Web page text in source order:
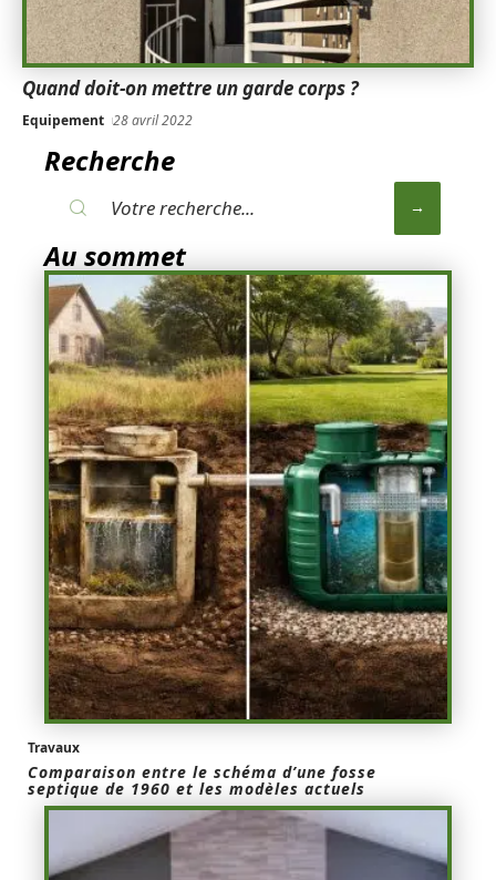
Quand doit-on mettre un garde corps ?
Equipement 28 avril 2022
Recherche
Au sommet
Travaux
Comparaison entre le schéma d’une fosse
septique de 1960 et les modèles actuels